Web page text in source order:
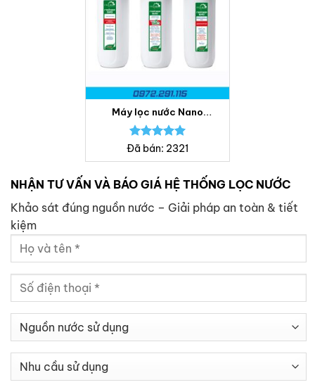
Máy lọc nước Nano
Geyser Ecotar 4 – Bách
Khoa
Được xếp
Đã bán: 2321
NHẬN TƯ VẤN VÀ BÁO GIÁ HỆ THỐNG LỌC NƯỚC
Khảo sát đúng nguồn nước – Giải pháp an toàn & tiết
kiệm